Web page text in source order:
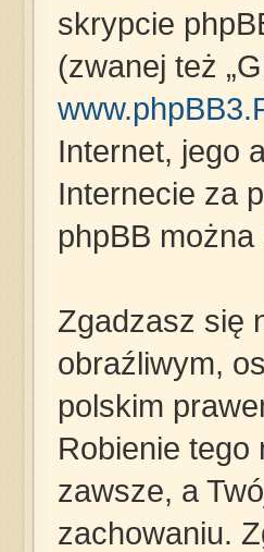
skrypcie
(zwanej też
Internet, jego
Internecie za
phpBB
Zgadzasz się
obraźliwym,
polskim
Robienie
zawsze, a
zachowaniu.